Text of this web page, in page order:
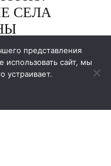
представления
сайт, мы
устраивает.